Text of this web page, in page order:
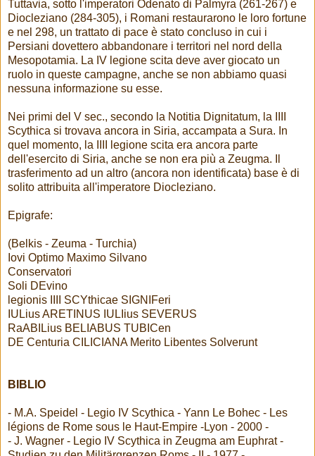
Tuttavia, sotto l'imperatori Odenato di Palmyra (261-267) e
Diocleziano (284-305), i Romani restaurarono le loro fortune
e nel 298, un trattato di pace è stato concluso in cui i
Persiani dovettero abbandonare i territori nel nord della
Mesopotamia. La IV legione scita deve aver giocato un
ruolo in queste campagne, anche se non abbiamo quasi
nessuna informazione su esse.
Nei primi del V sec., secondo la Notitia Dignitatum, la IIII
Scythica si trovava ancora in Siria, accampata a Sura. In
quel momento, la IIII legione scita era ancora parte
dell'esercito di Siria, anche se non era più a Zeugma. Il
trasferimento ad un altro (ancora non identificata) base è di
solito attribuita all'imperatore Diocleziano.
Epigrafe:
(Belkis - Zeuma - Turchia)
Iovi Optimo Maximo Silvano
Conservatori
Soli DEvino
legionis IIII SCYthicae SIGNIFeri
IULius ARETINUS IULIius SEVERUS
RaABILius BELIABUS TUBICen
DE Centuria CILICIANA Merito Libentes Solverunt
BIBLIO
- M.A. Speidel - Legio IV Scythica - Yann Le Bohec - Les
légions de Rome sous le Haut-Empire -Lyon - 2000 -
- J. Wagner - Legio IV Scythica in Zeugma am Euphrat -